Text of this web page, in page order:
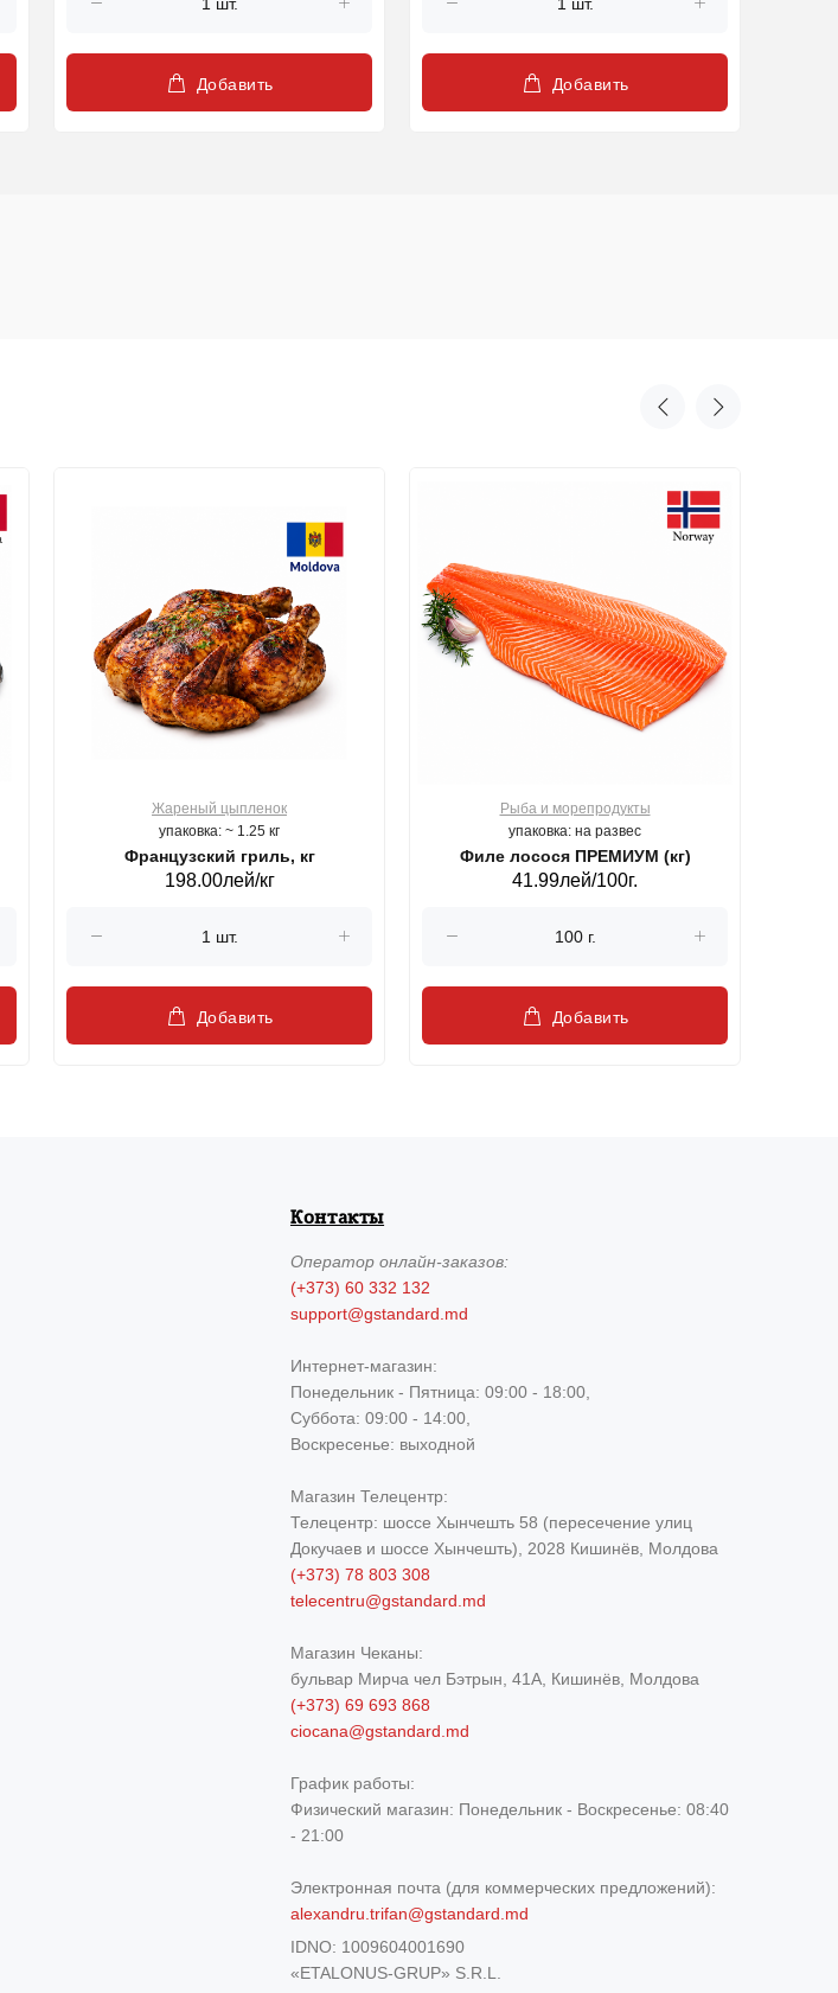
Добавить Добавить
Жареный цыпленок
упаковка: ~ 1.25 кг
Французский гриль, кг
198.00лей/кг
Добавить
Рыба и морепродукты
упаковка: на развес
Филе лосося ПРЕМИУМ (кг)
41.99лей/100г.
Добавить
Контакты
Операторонлайн-заказов:
(+373) 60 332 132
support@gstandard.md
Интернет-магазин:
Понедельник - Пятница: 09:00 - 18:00,
Суббота: 09:00 - 14:00,
Воскресенье: выходной
Магазин Телецентр:
Телецентр: шоссе Хынчешть 58 (пересечение улиц
Докучаев и шоссе Хынчешть), 2028 Кишинёв, Молдова
(+373) 78 803 308
telecentru@gstandard.md
Магазин Чеканы:
бульвар Мирча чел Бэтрын, 41A, Кишинёв, Молдова
(+373) 69 693 868
ciocana@gstandard.md
График работы:
Физический магазин: Понедельник - Воскресенье: 08:40
- 21:00
Электронная почта (для коммерческих предложений):
alexandru.trifan@gstandard.md
IDNO: 1009604001690
«ETALONUS-GRUP» S.R.L.